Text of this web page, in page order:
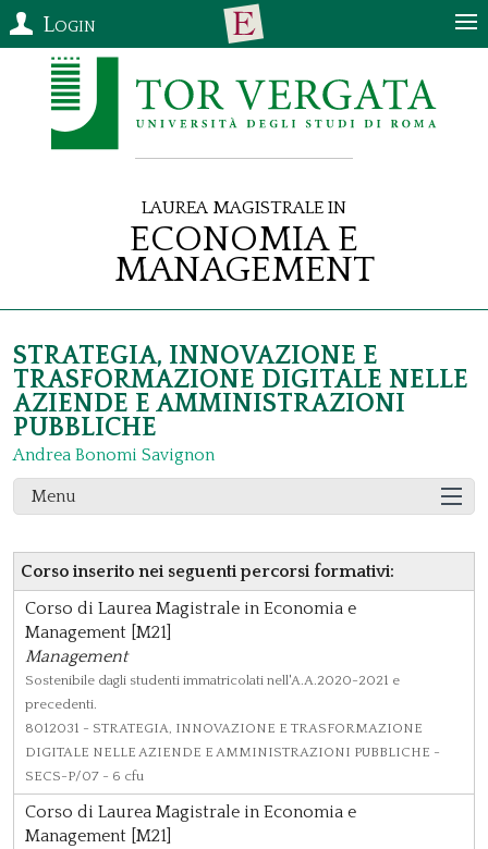
Login
Laurea Magistrale in
Economia e
Management
STRATEGIA, INNOVAZIONE E
TRASFORMAZIONE DIGITALE NELLE
AZIENDE E AMMINISTRAZIONI
PUBBLICHE
Andrea Bonomi Savignon
Menu
Corso inserito nei seguenti percorsi formativi:
Corso di Laurea Magistrale in Economia e
Management [M21]
Management
Sostenibile dagli studenti immatricolati nell'A.A.2020-2021 e
precedenti.
8012031 - STRATEGIA, INNOVAZIONE E TRASFORMAZIONE
DIGITALE NELLE AZIENDE E AMMINISTRAZIONI PUBBLICHE -
SECS-P/07 - 6 cfu
Corso di Laurea Magistrale in Economia e
Management [M21]